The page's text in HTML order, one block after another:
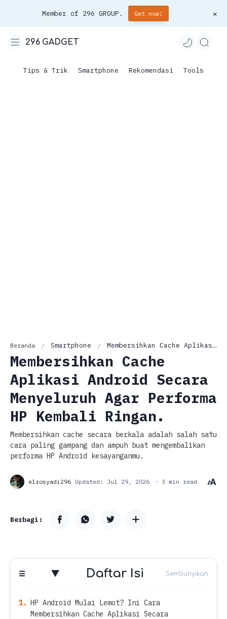
Member of 296 GROUP. Get now!
296 GADGET
Beranda Smartphone Membersihkan Cache Aplikasi Android Secara Menyeluruh Agar Performa HP Kembali Ringan.
Membersihkan Cache
Aplikasi Android Secara
Menyeluruh Agar Performa
HP Kembali Ringan.
Membersihkan cache secara berkala adalah salah satu
cara paling gampang dan ampuh buat mengembalikan
performa HP Android kesayanganmu.
3 min read
Daftar Isi
HP Android Mulai Lemot? Ini Cara
Membersihkan Cache Aplikasi Secara